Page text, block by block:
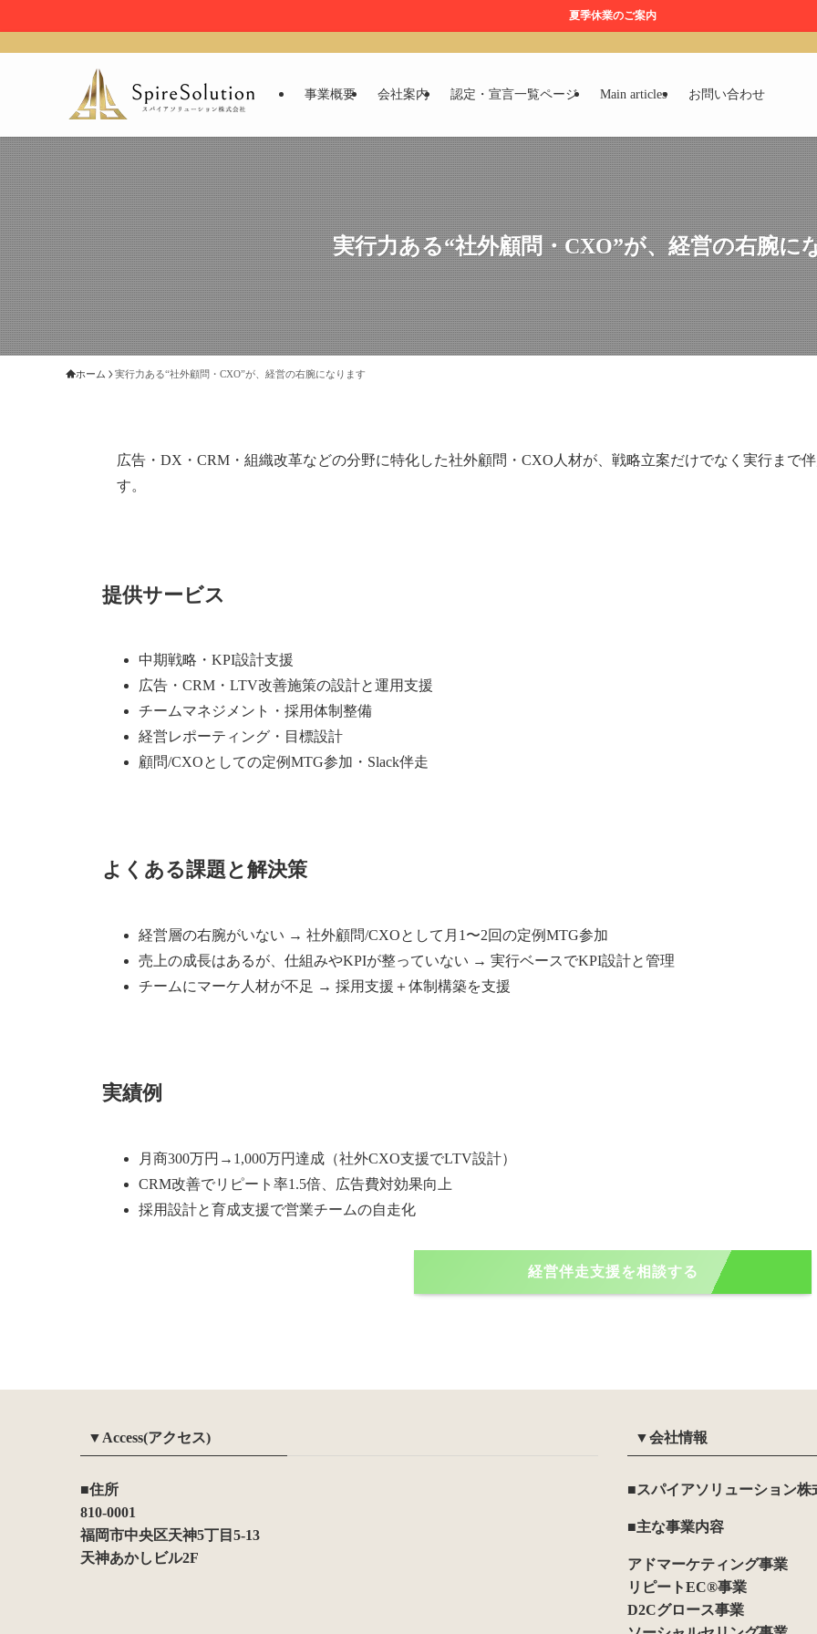
夏季休業のご案内
事業概要 会社案内 認定・宣言一覧ページ Main articles お問い合わせ
実行力ある“社外顧問・CXO”が、経営の右腕に
ホーム 実行力ある“社外顧問・CXO”が、経営の右腕になります
広告・DX・CRM・組織改革などの分野に特化した社外顧問・CXO人材が、戦略立案だけでなく実行まで
す。
提供サービス
中期戦略・KPI設計支援
広告・CRM・LTV改善施策の設計と運用支援
チームマネジメント・採用体制整備
経営レポーティング・目標設計
顧問/CXOとしての定例MTG参加・Slack伴走
よくある課題と解決策
経営層の右腕がいない → 社外顧問/CXOとして月1〜2回の定例MTG参加
売上の成長はあるが、仕組みやKPIが整っていない → 実行ベースでKPI設計と管理
チームにマーケ人材が不足 → 採用支援＋体制構築を支援
実績例
月商300万円→1,000万円達成（社外CXO支援でLTV設計）
CRM改善でリピート率1.5倍、広告費対効果向上
採用設計と育成支援で営業チームの自走化
経営伴走支援を相談する
▼Access(アクセス)
■住所
810-0001
福岡市中央区天神5丁目5-13
天神あかしビル2F
▼会社情報
■スパイアソリューション株
■主な事業内容
アドマーケティング事業
リピートEC®事業
D2Cグロース事業